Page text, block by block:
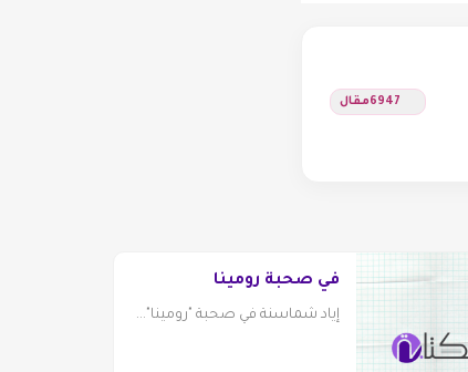
6947مقال
في صحبة رومينا
إياد شماسنة في صحبة "رومينا"...